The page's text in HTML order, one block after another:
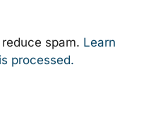
spam. Learn
processed.